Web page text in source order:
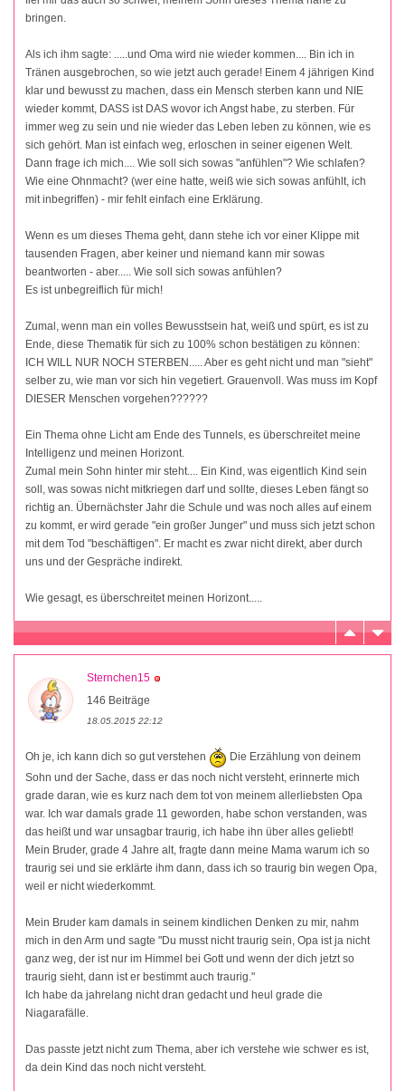
bringen.
Als ich ihm sagte: .....und Oma wird nie wieder kommen.... Bin ich in
Tränen ausgebrochen, so wie jetzt auch gerade! Einem 4 jährigen Kind
klar und bewusst zu machen, dass ein Mensch sterben kann und NIE
wieder kommt, DASS ist DAS wovor ich Angst habe, zu sterben. Für
immer weg zu sein und nie wieder das Leben leben zu können, wie es
sich gehört. Man ist einfach weg, erloschen in seiner eigenen Welt.
Dann frage ich mich.... Wie soll sich sowas "anfühlen"? Wie schlafen?
Wie eine Ohnmacht? (wer eine hatte, weiß wie sich sowas anfühlt, ich
mit inbegriffen) - mir fehlt einfach eine Erklärung.
Wenn es um dieses Thema geht, dann stehe ich vor einer Klippe mit
tausenden Fragen, aber keiner und niemand kann mir sowas
beantworten - aber..... Wie soll sich sowas anfühlen?
Es ist unbegreiflich für mich!
Zumal, wenn man ein volles Bewusstsein hat, weiß und spürt, es ist zu
Ende, diese Thematik für sich zu 100% schon bestätigen zu können:
ICH WILL NUR NOCH STERBEN..... Aber es geht nicht und man "sieht"
selber zu, wie man vor sich hin vegetiert. Grauenvoll. Was muss im Kopf
DIESER Menschen vorgehen??????
Ein Thema ohne Licht am Ende des Tunnels, es überschreitet meine
Intelligenz und meinen Horizont.
Zumal mein Sohn hinter mir steht.... Ein Kind, was eigentlich Kind sein
soll, was sowas nicht mitkriegen darf und sollte, dieses Leben fängt so
richtig an. Übernächster Jahr die Schule und was noch alles auf einem
zu kommt, er wird gerade "ein großer Junger" und muss sich jetzt schon
mit dem Tod "beschäftigen". Er macht es zwar nicht direkt, aber durch
uns und der Gespräche indirekt.
Wie gesagt, es überschreitet meinen Horizont.....
Sternchen15
146 Beiträge
18.05.2015 22:12
Oh je, ich kann dich so gut verstehen
Die Erzählung von deinem
Sohn und der Sache, dass er das noch nicht versteht, erinnerte mich
grade daran, wie es kurz nach dem tot von meinem allerliebsten Opa
war. Ich war damals grade 11 geworden, habe schon verstanden, was
das heißt und war unsagbar traurig, ich habe ihn über alles geliebt!
Mein Bruder, grade 4 Jahre alt, fragte dann meine Mama warum ich so
traurig sei und sie erklärte ihm dann, dass ich so traurig bin wegen Opa,
weil er nicht wiederkommt.
Mein Bruder kam damals in seinem kindlichen Denken zu mir, nahm
mich in den Arm und sagte "Du musst nicht traurig sein, Opa ist ja nicht
ganz weg, der ist nur im Himmel bei Gott und wenn der dich jetzt so
traurig sieht, dann ist er bestimmt auch traurig."
Ich habe da jahrelang nicht dran gedacht und heul grade die
Niagarafälle.
Das passte jetzt nicht zum Thema, aber ich verstehe wie schwer es ist,
da dein Kind das noch nicht versteht.